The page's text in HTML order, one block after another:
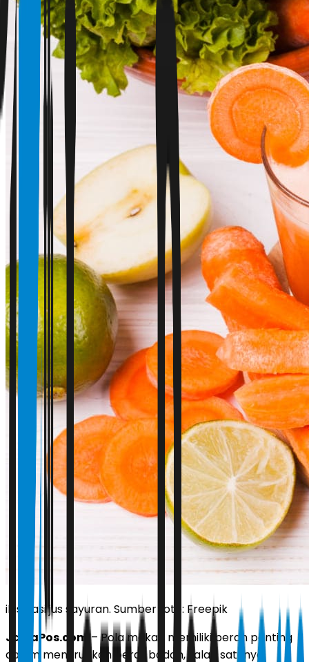
ilustrasi jus sayuran. Sumber foto: Freepik
JawaPos.com – Pola makan memiliki peran penting
dalam menurunkan berat badan, salah satunya